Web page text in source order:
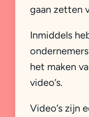
gaan zetten
Inmiddels
het maken
video’s.
Video’s zijn